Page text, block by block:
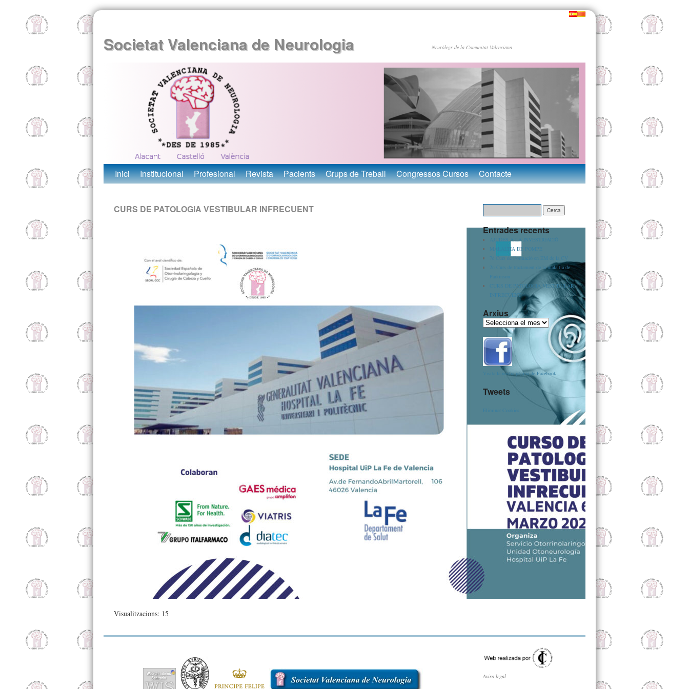
Societat Valenciana de Neurologia Neuròlegs de la Comunitat Valenciana
Inici Institucional Profesional Revista Pacients Grups de Treball Congressos Cursos Contacte
CURS DE PATOLOGIA VESTIBULAR INFRECUENT
Visualitzacions: 15
Entrades recents
AJUDES A LA INVESTIGACIÓ
MALALTIA DE POMPE
7é Curs de Formació en EM de la CV
2n Curs de tractament de la malaltia de
Parkinson
CURS DE PATOLOGIA VESTIBULAR
INFRECUENT
Arxius
Visita la nostra pàgina de Facebook
Tweets
Eliminar Cookies
Aviso legal